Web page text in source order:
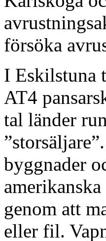
försöka
I Eskilstuna
AT4
tal länder
byggnader
genom att
eller fil.